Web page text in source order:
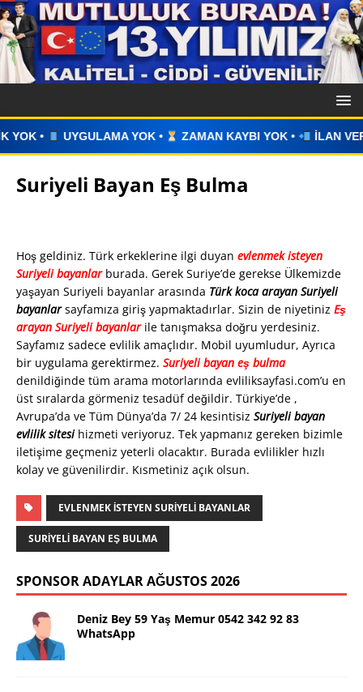
• ZAMAN KAYBI YOK • İLAN VERİN • WHATSAPP
Suriyeli Bayan Eş Bulma
Hoş geldiniz. Türk erkeklerine ilgi duyan evlenmek isteyen
Suriyeli bayanlarburada. Gerek Suriye’de gerekse Ülkemizde
yaşayan Suriyeli bayanlar arasında Türk koca arayan Suriyeli
bayanlarsayfamıza giriş yapmaktadırlar. Sizin de niyetiniz Eş
arayan Suriyeli bayanlarile tanışmaksa doğru yerdesiniz.
Sayfamız sadece evlilik amaçlıdır. Mobil uyumludur, Ayrıca
bir uygulama gerektirmez. Suriyelibayan eş bulma
denildiğinde tüm arama motorlarında evliliksayfasi.com’u en
üst sıralarda görmeniz tesadüf değildir. Türkiye’de ,
Avrupa’da ve Tüm Dünya’da 7/ 24 kesintisiz Suriyeli bayan
evlilik sitesihizmeti veriyoruz. Tek yapmanız gereken bizimle
iletişime geçmeniz yeterli olacaktır. Burada evlilikler hızlı
kolay ve güvenilirdir. Kısmetiniz açık olsun.
EVLENMEK İSTEYEN SURİYELİ BAYANLAR
SURİYELİ BAYAN EŞ BULMA
SPONSOR ADAYLAR AĞUSTOS 2026
Deniz Bey 59 Yaş Memur 0542 342 92 83
WhatsApp